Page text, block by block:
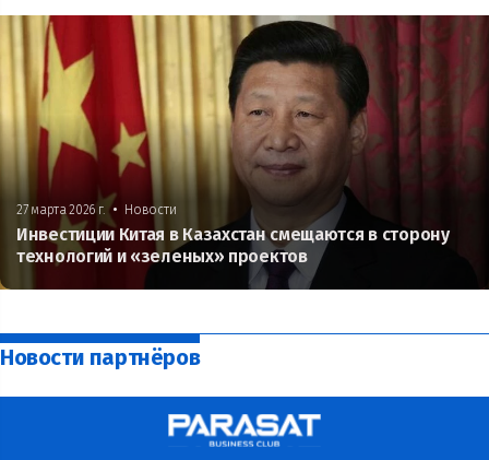
27 марта 2026 г. • Новости
Инвестиции Китая в Казахстан смещаются в сторону
технологий и «зеленых» проектов
Новости партнёров